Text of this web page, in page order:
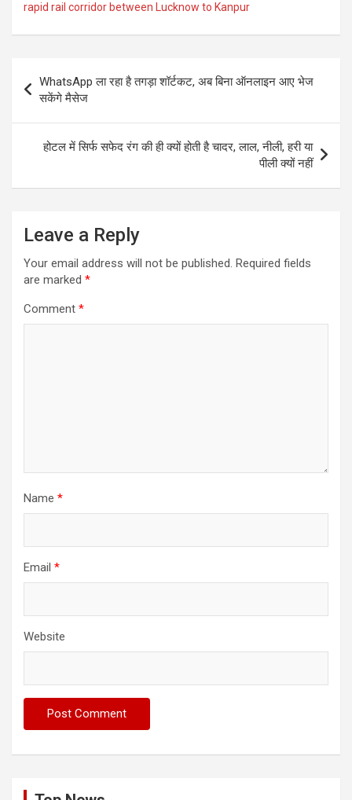
rapid rail corridor between Lucknow to Kanpur
navigation
WhatsApp ला रहा है तगड़ा शॉर्टकट, अब बिना ऑनलाइन आए भेज
सकेंगे मैसेज
होटल में सिर्फ सफेद रंग की‌ ही क्यों होती है चादर, लाल, नीली, हरी या
पीली क्यों नहीं
Leave a Reply
Your email address will not be published. Required fields
are marked *
Comment *
Name *
Email *
Website